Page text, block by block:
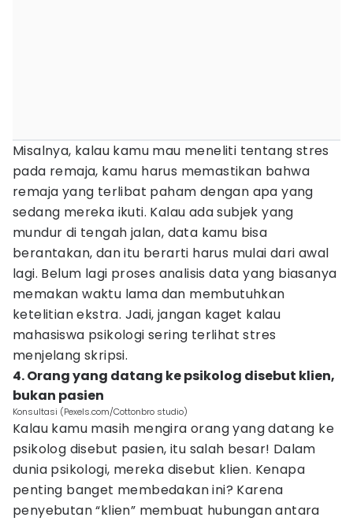
Misalnya, kalau kamu mau meneliti tentang stres
pada remaja, kamu harus memastikan bahwa
remaja yang terlibat paham dengan apa yang
sedang mereka ikuti. Kalau ada subjek yang
mundur di tengah jalan, data kamu bisa
berantakan, dan itu berarti harus mulai dari awal
lagi. Belum lagi proses analisis data yang biasanya
memakan waktu lama dan membutuhkan
ketelitian ekstra. Jadi, jangan kaget kalau
mahasiswa psikologi sering terlihat stres
menjelang skripsi.
4. Orang yang datang ke psikolog disebut klien,
bukan pasien
Konsultasi (Pexels.com/Cottonbro studio)
Kalau kamu masih mengira orang yang datang ke
psikolog disebut pasien, itu salah besar! Dalam
dunia psikologi, mereka disebut klien. Kenapa
penting banget membedakan ini? Karena
penyebutan “klien” membuat hubungan antara